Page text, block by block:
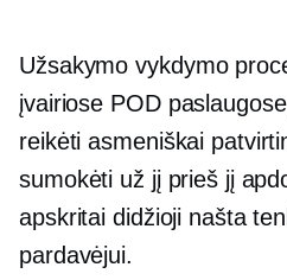
Užsakymo vykdymo
įvairiose POD
reikėti asmeniškai
sumokėti už jį prieš jį
apskritai didžioji našta
pardavėjui.